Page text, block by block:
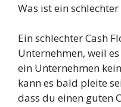
Was ist ein schlechter
Ein schlechter Cash
Unternehmen, weil
ein Unternehmen
kann es bald pleite
dass du einen guten